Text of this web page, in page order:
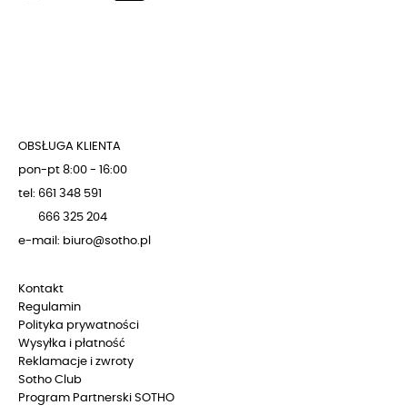
OBSŁUGA KLIENTA
pon-pt 8:00 - 16:00
tel: 661 348 591
666 325 204
e-mail: biuro@sotho.pl
Kontakt
Regulamin
Polityka prywatności
Wysyłka i płatność
Reklamacje i zwroty
Sotho Club
Program Partnerski SOTHO